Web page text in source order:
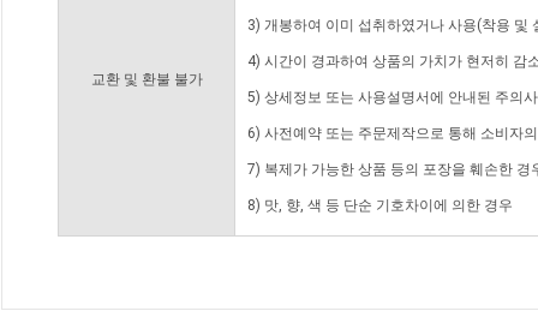
교환 및 환불 불가
3) 개봉하여 이미 섭취하였거나 사용(착용 및
4) 시간이 경과하여 상품의 가치가 현저히 감
5) 상세정보 또는 사용설명서에 안내된 주의
6) 사전예약 또는 주문제작으로 통해 소비자
7) 복제가 가능한 상품 등의 포장을 훼손한 경
8) 맛, 향, 색 등 단순 기호차이에 의한 경우